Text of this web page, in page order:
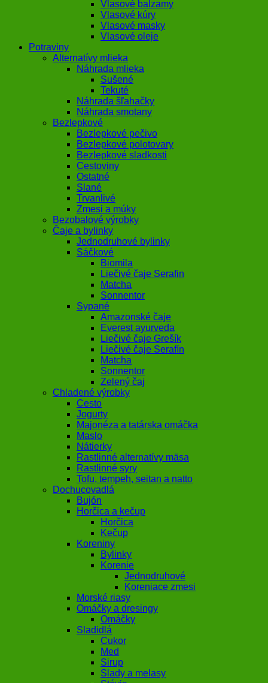
Vlasové balzamy
Vlasové kúry
Vlasové masky
Vlasové oleje
Potraviny
Alternatívy mlieka
Náhrada mlieka
Sušené
Tekuté
Náhrada šľahačky
Náhrada smotany
Bezlepkové
Bezlepkové pečivo
Bezlepkové polotovary
Bezlepkové sladkosti
Cestoviny
Ostatné
Slané
Trvanlivé
Zmesi a múky
Bezobalové výrobky
Čaje a bylinky
Jednodruhové bylinky
Sáčkové
Biomila
Liečivé čaje Serafin
Matcha
Sonnentor
Sypané
Amazonské čaje
Everest ayurveda
Liečivé čaje Grešík
Liečivé čaje Serafín
Matcha
Sonnentor
Zelený čaj
Chladené výrobky
Cesto
Jogurty
Majonéza a tatárska omáčka
Maslo
Nátierky
Rastlinné alternatívy mäsa
Rastlinné syry
Tofu, tempeh, seitan a natto
Dochucovadlá
Bujón
Horčica a kečup
Horčica
Kečup
Koreniny
Bylinky
Korenie
Jednodruhové
Koreniace zmesi
Morské riasy
Omáčky a dresingy
Omáčky
Sladidlá
Cukor
Med
Sirup
Slady a melasy